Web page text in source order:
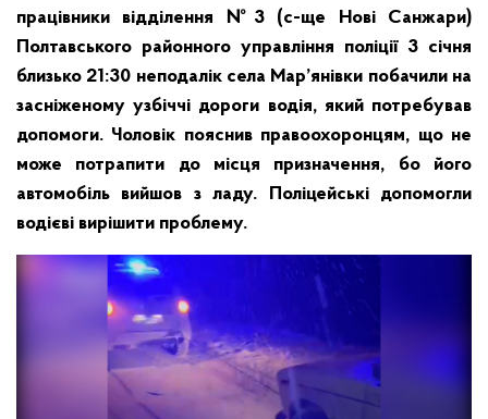
працівники відділення №3 (с-ще Нові Санжари)
Полтавського районного управління поліції 3 січня
близько 21:30 неподалік села Мар’янівки побачили на
засніженому узбіччі дороги водія, який потребував
допомоги. Чоловік пояснив правоохоронцям, що не
може потрапити до місця призначення, бо його
автомобіль вийшов з ладу. Поліцейські допомогли
водієві вирішити проблему.